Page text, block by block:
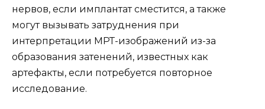
нервов, если имплантат сместится, а также
могут вызывать затруднения при
интерпретации МРТ-изображений из-за
образования затенений, известных как
артефакты, если потребуется повторное
исследование.